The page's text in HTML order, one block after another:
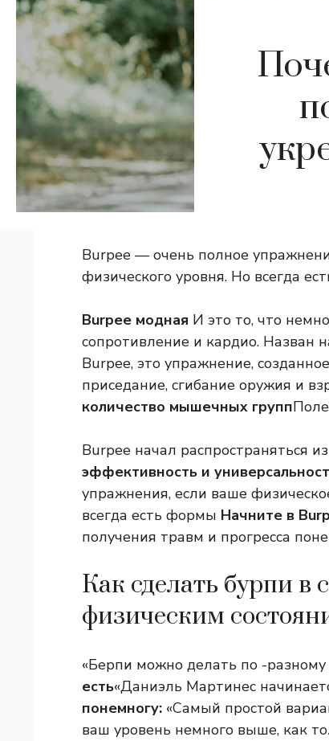
Burpee — очень полное
физического уровня. Но всегда
Burpee модная И это то, что
сопротивление и кардио. Назван
Burpee, это упражнение,
приседание, сгибание оружия и
количество мышечных групп
Burpee начал распространяться
эффективность и
упражнения, если ваше
всегда есть формы Начните в
получения травм и прогресса
Как сделать бурпи в
физическим
«Берпи можно делать по -разному
есть«Даниэль Мартинес
понемногу: «Самый простой
ваш уровень немного выше, как